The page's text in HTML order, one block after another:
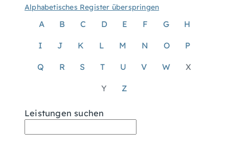
Alphabetisches Register überspringen
A B C D E F G H
I J K L M N O P
Q R S T U V W X
Y Z
Leistungen suchen